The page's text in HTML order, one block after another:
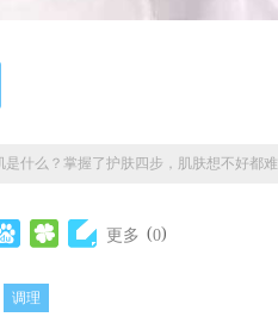
是什么？掌握了护肤四步，肌肤想不好都难
更多 (0)
调理